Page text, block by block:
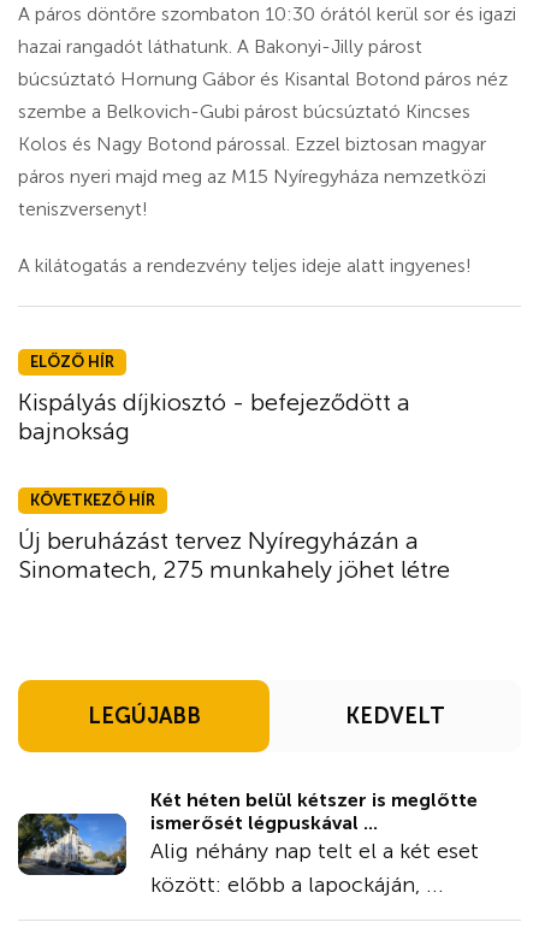
A páros döntőre szombaton 10:30 órától kerül sor és igazi
hazai rangadót láthatunk. A Bakonyi-Jilly párost
búcsúztató Hornung Gábor és Kisantal Botond páros néz
szembe a Belkovich-Gubi párost búcsúztató Kincses
Kolos és Nagy Botond párossal. Ezzel biztosan magyar
páros nyeri majd meg az M15 Nyíregyháza nemzetközi
teniszversenyt!
A kilátogatás a rendezvény teljes ideje alatt ingyenes!
ELŐZŐ HÍR
Kispályás díjkiosztó - befejeződött a
bajnokság
KÖVETKEZŐ HÍR
Új beruházást tervez Nyíregyházán a
Sinomatech, 275 munkahely jöhet létre
LEGÚJABB KEDVELT
Két héten belül kétszer is meglőtte
ismerősét légpuskával ...
Alig néhány nap telt el a két eset
között: előbb a lapockáján, ...